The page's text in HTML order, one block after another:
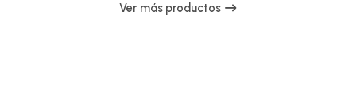
Ver más productos